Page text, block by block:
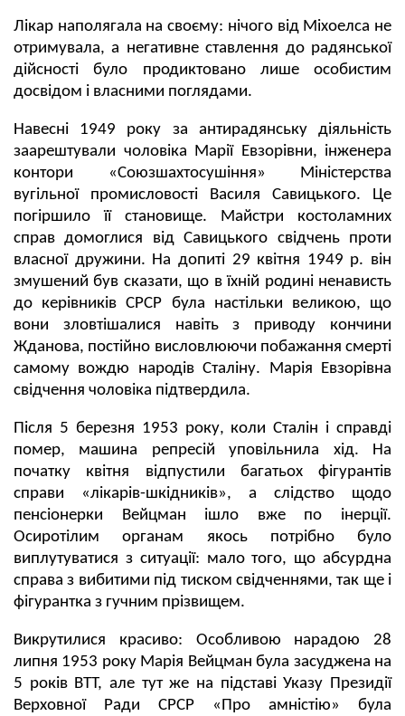
Лікар наполягала на своєму: нічого від Міхоелса не
отримувала, а негативне ставлення до радянської
дійсності було продиктовано лише особистим
досвідом і власними поглядами.
Навесні 1949 року за антирадянську діяльність
заарештували чоловіка Марії Евзорівни, інженера
контори «Союзшахтосушіння» Міністерства
вугільної промисловості Василя Савицького. Це
погіршило її становище. Майстри костоламних
справ домоглися від Савицького свідчень проти
власної дружини. На допиті 29 квітня 1949 р. він
змушений був сказати, що в їхній родині ненависть
до керівників СРСР була настільки великою, що
вони зловтішалися навіть з приводу кончини
Жданова, постійно висловлюючи побажання смерті
самому вождю народів Сталіну. Марія Евзорівна
свідчення чоловіка підтвердила.
Після 5 березня 1953 року, коли Сталін і справді
помер, машина репресій уповільнила хід. На
початку квітня відпустили багатьох фігурантів
справи «лікарів-шкідників», а слідство щодо
пенсіонерки Вейцман ішло вже по інерції.
Осиротілим органам якось потрібно було
виплутуватися з ситуації: мало того, що абсурдна
справа з вибитими під тиском свідченнями, так ще і
фігурантка з гучним прізвищем.
Викрутилися красиво: Особливою нарадою 28
липня 1953 року Марія Вейцман була засуджена на
5 років ВТТ, але тут же на підставі Указу Президії
Верховної Ради СРСР «Про амністію» була